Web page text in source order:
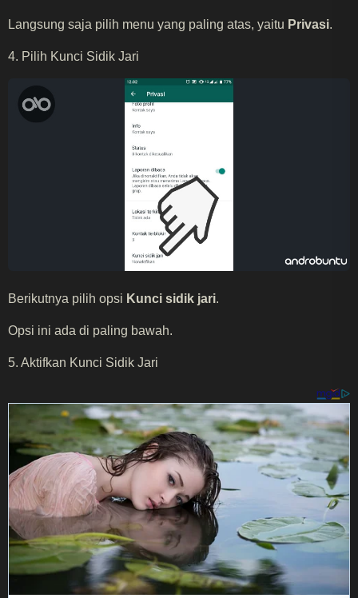
Langsung saja pilih menu yang paling atas, yaitu Privasi.
4. Pilih Kunci Sidik Jari
Berikutnya pilih opsi Kunci sidik jari.
Opsi ini ada di paling bawah.
5. Aktifkan Kunci Sidik Jari